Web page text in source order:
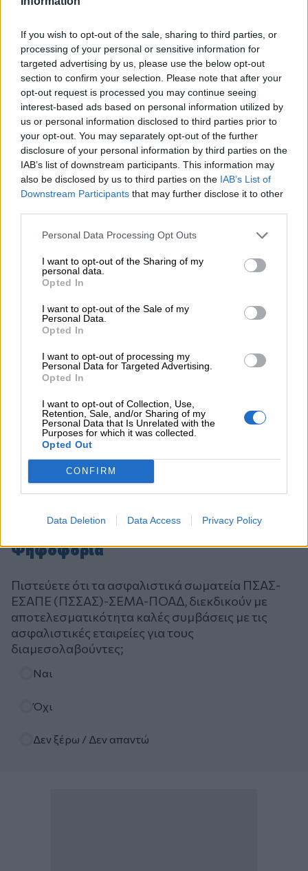
If you wish to opt-out of the sale, sharing to third parties, or
processing of your personal or sensitive information for
targeted advertising by us, please use the below opt-out
section to confirm your selection. Please note that after your
opt-out request is processed you may continue seeing
interest-based ads based on personal information utilized by
us or personal information disclosed to third parties prior to
your opt-out. You may separately opt-out of the further
disclosure of your personal information by third parties on the
IAB’s list of downstream participants. This information may
also be disclosed by us to third parties on the IAB’s List of
Downstream Participants that may further disclose it to other
Personal Data Processing Opt Outs
I want to opt-out of the Sharing of my
personal data.
Opted In
I want to opt-out of the Sale of my
Personal Data.
Opted In
I want to opt-out of processing my
Personal Data for Targeted Advertising.
Opted In
I want to opt-out of Collection, Use,
Retention, Sale, and/or Sharing of my
Personal Data that Is Unrelated with the
Purposes for which it was collected.
Opted Out
CONFIRM
Data Deletion Data Access Privacy Policy
06.08.2026
Η γαλλική «ψήφος» στο «καλώδιο» και τα συμφέροντα, οι
ελληνικές τράπεζες «πρωταθλήτριες» στα δάνεια, νέο deal
Βαρδινογιάννη- Εξάρχου και ο διπλασιασμός των κερδών της
ΔΕΗ
05.08.2026
Randy Schekman, Νομπελίστας Ιατρικής: «Σε πέντε χρόνια
μπορεί να έχουμε θεραπεία που αναστέλλει την εξέλιξη του
Πάρκινσον»
05.08.2026
παρονομαστή το κοινό συμφέρον
Ψηφοφορία
Πιστεύετε ότι τα ασφαλιστικά σωματεία ΠΣΑΣ-
ΕΣΑΠΕ (ΠΣΣΑΣ)-ΣΕΜΑ-ΠΟΑΔ, διεκδικούν με
αποτελεσματικότητα καλές συμβάσεις με τις
ασφαλιστικές εταιρείες για τους
διαμεσολαβούντες;
Ναι
Όχι
Δεν ξέρω / Δεν απαντώ